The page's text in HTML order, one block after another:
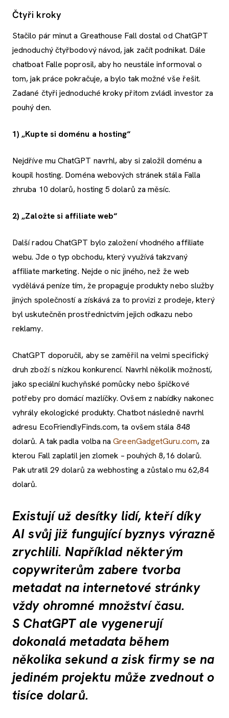
Čtyři kroky
Stačilo pár minut a Greathouse Fall dostal od ChatGPT
jednoduchý čtyřbodový návod, jak začít podnikat. Dále
chatboat Falle poprosil, aby ho neustále informoval o
tom, jak práce pokračuje, a bylo tak možné vše řešit.
Zadané čtyři jednoduché kroky přitom zvládl investor za
pouhý den.
1) „Kupte si doménu a hosting“
Nejdříve mu ChatGPT navrhl, aby si založil doménu a
koupil hosting. Doména webových stránek stála Falla
zhruba 10 dolarů, hosting 5 dolarů za měsíc.
2) „Založte si affiliate web“
Další radou ChatGPT bylo založení vhodného affiliate
webu. Jde o typ obchodu, který využívá takzvaný
affiliate marketing. Nejde o nic jiného, než že web
vydělává peníze tím, že propaguje produkty nebo služby
jiných společností a získává za to provizi z prodeje, který
byl uskutečněn prostřednictvím jejich odkazu nebo
reklamy.
ChatGPT doporučil, aby se zaměřil na velmi specifický
druh zboží s nízkou konkurencí. Navrhl několik možností,
jako speciální kuchyňské pomůcky nebo špičkové
potřeby pro domácí mazlíčky. Ovšem z nabídky nakonec
vyhrály ekologické produkty. Chatbot následně navrhl
adresu EcoFriendlyFinds.com, ta ovšem stála 848
dolarů. A tak padla volba naGreenGadgetGuru.com, za
kterou Fall zaplatil jen zlomek – pouhých 8,16 dolarů.
Pak utratil 29 dolarů za webhosting a zůstalo mu 62,84
dolarů.
Existují už desítky lidí, kteří díky
AI svůj již fungující byznys výrazně
zrychlili. Například některým
copywriterům zabere tvorba
metadat na internetové stránky
vždy ohromné množství času.
S ChatGPT ale vygenerují
dokonalá metadata během
několika sekund a zisk firmy se na
jediném projektu může zvednout o
tisíce dolarů.